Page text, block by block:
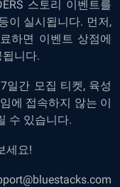
스토리 이벤트를
이 실시됩니다. 먼저,
하면 이벤트 상점에
니다.
일간 모집 티켓, 육성
에 접속하지 않는 이
수 있습니다.
세요!